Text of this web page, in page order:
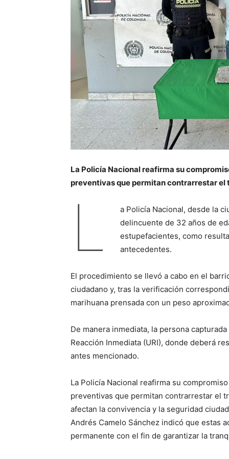
La Policía Nacional reafirma su
preventivas que permitan contrarrestar
L
a Policía Nacional, desde la
delincuente de 32 años de
estupefacientes, como
antecedentes.
El procedimiento se llevó a cabo en el
ciudadano y, tras la verificación
marihuana prensada con un peso
De manera inmediata, la persona
Reacción Inmediata (URI), donde deberá
antes mencionado.
La Policía Nacional reafirma su
preventivas que permitan contrarrestar el
afectan la convivencia y la seguridad
Andrés Camelo Sánchez indicó que estas
permanente con el fin de garantizar la